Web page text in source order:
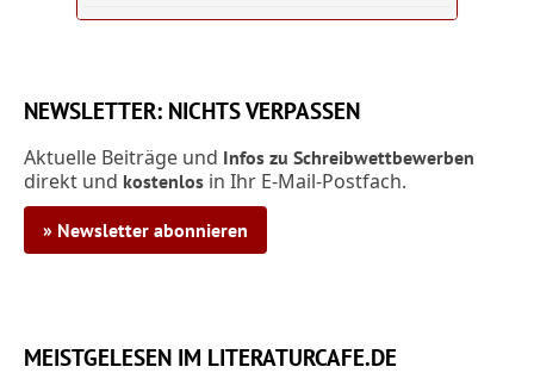
NEWSLETTER: NICHTS VERPASSEN
Aktuelle Beiträge und Infos zu Schreibwettbewerben
direkt und kostenlos in Ihr E-Mail-Postfach.
» Newsletter abonnieren
MEISTGELESEN IM LITERATURCAFE.DE